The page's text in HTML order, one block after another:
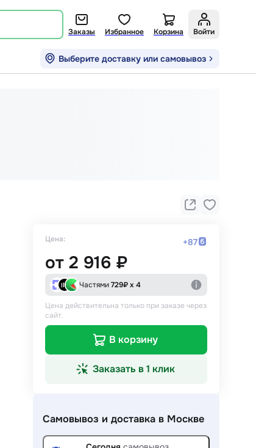
Заказы Избранное Корзина Войти
Выберите доставку или самовывоз
Цена: +87
от 2 916 ₽
Частями729₽ х 4
Цена действительна только при заказе через
сайт.
В корзину
Заказать в 1 клик
Самовывоз и доставка в Москве